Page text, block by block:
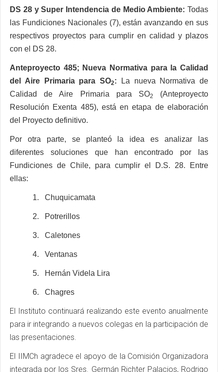
DS 28 y Super Intendencia de Medio Ambiente: Todas
las Fundiciones Nacionales (7), están avanzando en sus
respectivos proyectos para cumplir en calidad y plazos
con el DS 28.
Anteproyecto 485; Nueva Normativa para la Calidad
del Aire Primaria para SO2:
La nueva Normativa de
Calidad de Aire Primaria para SO2
(Anteproyecto
Resolución Exenta 485), está en etapa de elaboración
del Proyecto definitivo.
Por otra parte, se planteó la idea es analizar las
diferentes soluciones que han encontrado por las
Fundiciones de Chile, para cumplir el D.S. 28. Entre
ellas:
1. Chuquicamata
2. Potrerillos
3. Caletones
4. Ventanas
5. Hernán Videla Lira
6. Chagres
El Instituto continuará realizando este evento anualmente
para ir integrando a nuevos colegas en la participación de
las presentaciones.
El IIMCh agradece el apoyo de la Comisión Organizadora
integrada por los Sres. Germán Richter Palacios, Rodrigo